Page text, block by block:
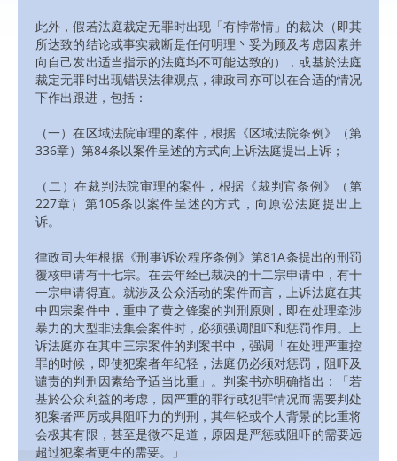
此外，假若法庭裁定无罪时出现「有悖常情」的裁决（即其
所达致的结论或事实裁断是任何明理丶妥为顾及考虑因素并
向自己发出适当指示的法庭均不可能达致的），或基於法庭
裁定无罪时出现错误法律观点，律政司亦可以在合适的情况
下作出跟进，包括：
（一）在区域法院审理的案件，根据《区域法院条例》（第
336章）第84条以案件呈述的方式向上诉法庭提出上诉；
（二）在裁判法院审理的案件，根据《裁判官条例》（第
227章）第105条以案件呈述的方式，向原讼法庭提出上
诉。
律政司去年根据《刑事诉讼程序条例》第81A条提出的刑罚
覆核申请有十七宗。在去年经已裁决的十二宗申请中，有十
一宗申请得直。就涉及公众活动的案件而言，上诉法庭在其
中四宗案件中，重申了黄之锋案的判刑原则，即在处理牵涉
暴力的大型非法集会案件时，必须强调阻吓和惩罚作用。上
诉法庭亦在其中三宗案件的判案书中，强调「在处理严重控
罪的时候，即使犯案者年纪轻，法庭仍必须对惩罚，阻吓及
谴责的判刑因素给予适当比重」。判案书亦明确指出：「若
基於公众利益的考虑，因严重的罪行或犯罪情况而需要判处
犯案者严厉或具阻吓力的判刑，其年轻或个人背景的比重将
会极其有限，甚至是微不足道，原因是严惩或阻吓的需要远
超过犯案者更生的需要。」